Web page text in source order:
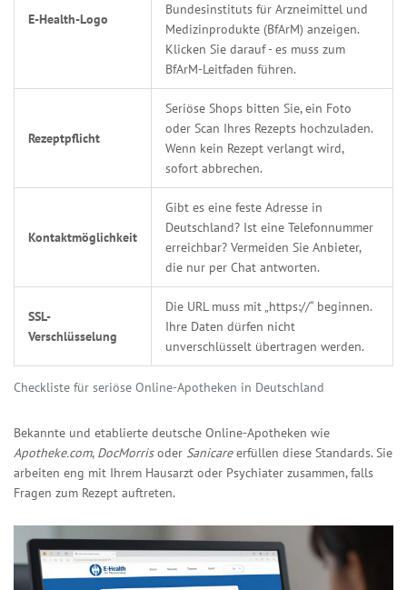
Checkliste für seriöse Online-Apotheken in Deutschland
E-Health-Logo
Bundesinstituts für Arzneimittel und
Medizinprodukte (BfArM) anzeigen.
Klicken Sie darauf - es muss zum
BfArM-Leitfaden führen.
Rezeptpflicht
Seriöse Shops bitten Sie, ein Foto
oder Scan Ihres Rezepts hochzuladen.
Wenn kein Rezept verlangt wird,
sofort abbrechen.
Kontaktmöglichkeit
Gibt es eine feste Adresse in
Deutschland? Ist eine Telefonnummer
erreichbar? Vermeiden Sie Anbieter,
die nur per Chat antworten.
SSL-
Verschlüsselung
Die URL muss mit „https://“ beginnen.
Ihre Daten dürfen nicht
unverschlüsselt übertragen werden.
Bekannte und etablierte deutsche Online-Apotheken wie
Apotheke.com, DocMorrisoder Sanicareerfüllen diese Standards. Sie
arbeiten eng mit Ihrem Hausarzt oder Psychiater zusammen, falls
Fragen zum Rezept auftreten.